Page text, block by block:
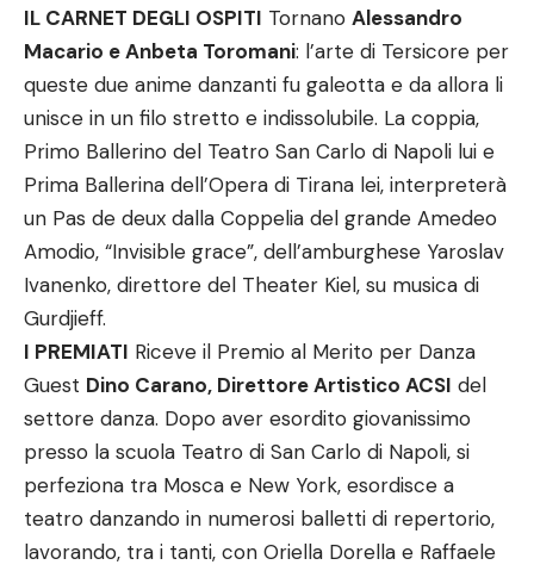
IL CARNET DEGLI OSPITI Tornano Alessandro
Macario e Anbeta Toromani: l’arte di Tersicore per
queste due anime danzanti fu galeotta e da allora li
unisce in un filo stretto e indissolubile. La coppia,
Primo Ballerino del Teatro San Carlo di Napoli lui e
Prima Ballerina dell’Opera di Tirana lei, interpreterà
un Pas de deux dalla Coppelia del grande Amedeo
Amodio, “Invisible grace”, dell’amburghese Yaroslav
Ivanenko, direttore del Theater Kiel, su musica di
Gurdjieff.
I PREMIATI Riceve il Premio al Merito per Danza
Guest Dino Carano, Direttore Artistico ACSI del
settore danza. Dopo aver esordito giovanissimo
presso la scuola Teatro di San Carlo di Napoli, si
perfeziona tra Mosca e New York, esordisce a
teatro danzando in numerosi balletti di repertorio,
lavorando, tra i tanti, con Oriella Dorella e Raffaele